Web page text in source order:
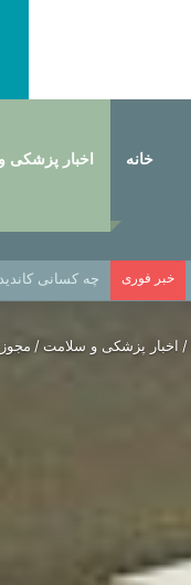
خانه اخبار پزشکی
خبر فوری چه کسانی
/ اخبار پزشکی و سلامت / مجوز